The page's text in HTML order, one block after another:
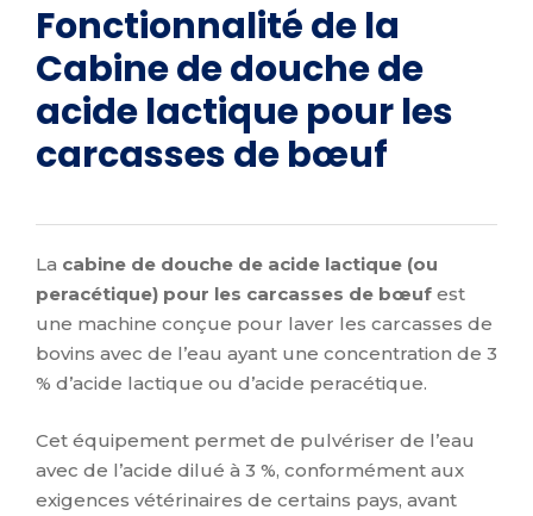
Fonctionnalité de la
Cabine de douche de
acide lactique pour les
carcasses de bœuf
La cabine de douche de acide lactique (ou
peracétique) pour les carcasses de bœuf est
une machine conçue pour laver les carcasses de
bovins avec de l’eau ayant une concentration de 3
% d’acide lactique ou d’acide peracétique.
Cet équipement permet de pulvériser de l’eau
avec de l’acide dilué à 3 %, conformément aux
exigences vétérinaires de certains pays, avant